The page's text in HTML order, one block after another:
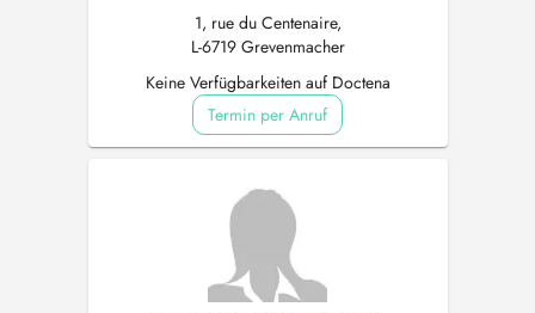
1, rue du Centenaire,
L-6719 Grevenmacher
Keine Verfügbarkeiten auf Doctena
Termin per Anruf